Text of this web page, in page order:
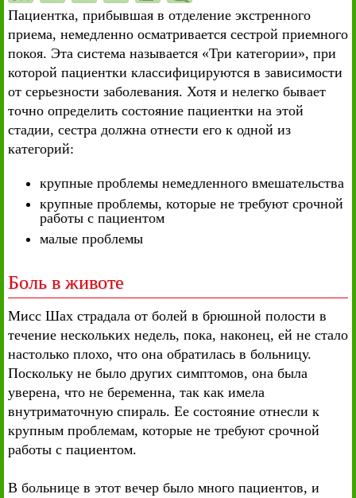
Пациентка, прибывшая в отделение экстренного
приема, немедленно осматривается сестрой приемного
покоя. Эта система называется «Три категории», при
которой пациентки классифицируются в зависимости
от серьезности заболевания. Хотя и нелегко бывает
точно определить состояние пациентки на этой
стадии, сестра должна отнести его к одной из
категорий:
крупные проблемы немедленного вмешательства
крупные проблемы, которые не требуют срочной
работы с пациентом
малые проблемы
Боль в животе
Мисс Шах страдала от болей в брюшной полости в
течение нескольких недель, пока, наконец, ей не стало
настолько плохо, что она обратилась в больницу.
Поскольку не было других симптомов, она была
уверена, что не беременна, так как имела
внутриматочную спираль. Ее состояние отнесли к
крупным проблемам, которые не требуют срочной
работы с пациентом.
В больнице в этот вечер было много пациентов, и